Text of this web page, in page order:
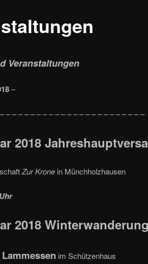
Veranstaltungen
–
– – – – – – – – – – – – – – – – – – – – – – –
2018
Zur Kronein Münchholzhausen
2018 Winterwanderung
im Schützenhaus